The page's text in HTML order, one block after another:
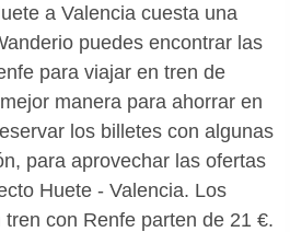
a Valencia cuesta una
puedes encontrar las
para viajar en tren de
manera para ahorrar en
los billetes con algunas
para aprovechar las ofertas
Huete - Valencia. Los
con Renfe parten de 21 €.